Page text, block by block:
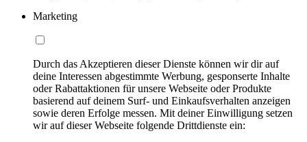
Marketing
Durch das Akzeptieren dieser Dienste können wir dir auf
deine Interessen abgestimmte Werbung, gesponserte Inhalte
oder Rabattaktionen für unsere Webseite oder Produkte
basierend auf deinem Surf- und Einkaufsverhalten anzeigen
sowie deren Erfolge messen. Mit deiner Einwilligung setzen
wir auf dieser Webseite folgende Drittdienste ein: